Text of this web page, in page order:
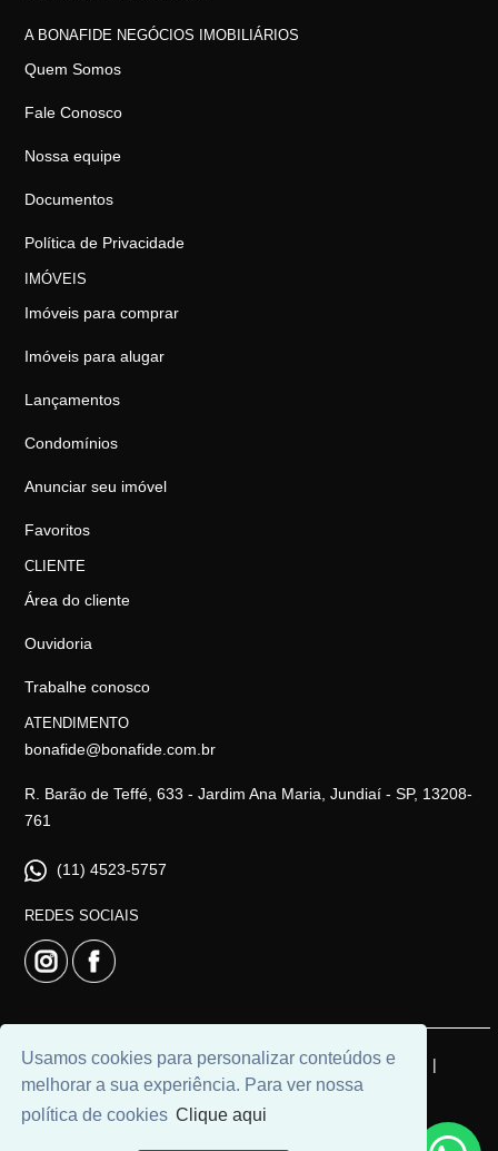
Usamos cookies para personalizar conteúdos e
melhorar a sua experiência. Para ver nossa
política de cookies Clique aqui
A BONAFIDE NEGÓCIOS IMOBILIÁRIOS
Quem Somos
Fale Conosco
Nossa equipe
Documentos
Política de Privacidade
IMÓVEIS
Imóveis para comprar
Imóveis para alugar
Lançamentos
Condomínios
Anunciar seu imóvel
Favoritos
CLIENTE
Área do cliente
Ouvidoria
Trabalhe conosco
ATENDIMENTO
bonafide@bonafide.com.br
R. Barão de Teffé, 633 - Jardim Ana Maria, Jundiaí - SP, 13208-
761
(11) 4523-5757
REDES SOCIAIS
© 2026 | Bonafide Negócios Imobiliários | CRECI: 16744-J |
Desenvolvido porUniversal Software.